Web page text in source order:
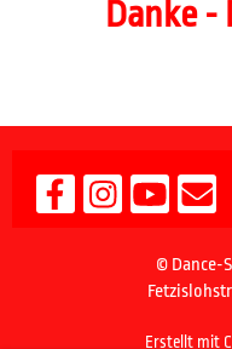
Danke -
© Dance-
Erstellt mit